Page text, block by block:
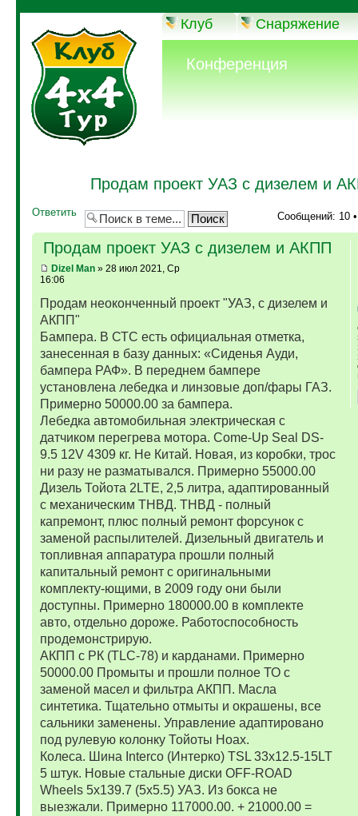
Клуб Снаряжение
Конференция
Продам проект УАЗ с дизелем и
Ответить Сообщений: 10
Продам проект УАЗ с дизелем и АКПП
Dizel Man» 28 июл 2021, Ср
16:06
Продам неоконченный проект "УАЗ, с дизелем и
АКПП"
Бампера. В СТС есть официальная отметка,
занесенная в базу данных: «Сиденья Ауди,
бампера РАФ». В переднем бампере
установлена лебедка и линзовые доп/фары ГАЗ.
Примерно 50000.00 за бампера.
Лебедка автомобильная электрическая с
датчиком перегрева мотора. Come-Up Seal DS-
9.5 12V 4309 кг. Не Китай. Новая, из коробки, трос
ни разу не разматывался. Примерно 55000.00
Дизель Тойота 2LTE, 2,5 литра, адаптированный
с механическим ТНВД. ТНВД - полный
капремонт, плюс полный ремонт форсунок с
заменой распылителей. Дизельный двигатель и
топливная аппаратура прошли полный
капитальный ремонт с оригинальными
комплекту-ющими, в 2009 году они были
доступны. Примерно 180000.00 в комплекте
авто, отдельно дороже. Работоспособность
продемонстрирую.
АКПП с РК (TLC-78) и карданами. Примерно
50000.00 Промыты и прошли полное ТО с
заменой масел и фильтра АКПП. Масла
синтетика. Тщательно отмыты и окрашены, все
сальники заменены. Управление адаптировано
под рулевую колонку Тойоты Ноах.
Колеса. Шина Interco (Интерко) TSL 33x12.5-15LT
5 штук. Новые стальные диски OFF-ROAD
Wheels 5x139.7 (5x5.5) УАЗ. Из бокса не
выезжали. Примерно 117000.00. + 21000.00 =